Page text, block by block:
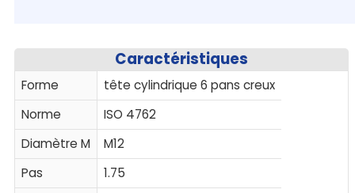
Caractéristiques
Forme
tête cylindrique 6 pans creux
Norme
ISO 4762
Diamètre M
M12
Pas
1.75